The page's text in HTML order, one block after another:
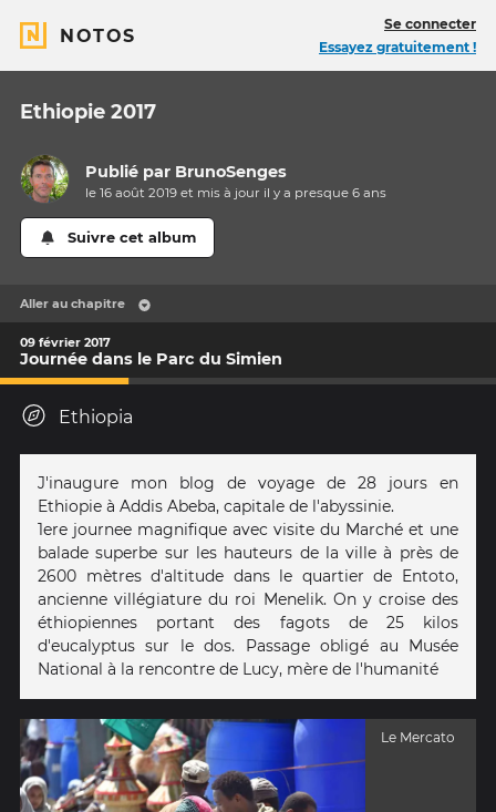
NOTOS
Se connecter
Essayez gratuitement !
Ethiopie 2017
Publié par BrunoSenges
le 16 août 2019 et mis à jour il y a presque 6 ans
Suivre cet album
Aller au chapitre
09 février 2017
Journée dans le Parc du Simien
Ethiopia
J'inaugure mon blog de voyage de 28 jours en
Ethiopie à Addis Abeba, capitale de l'abyssinie.
1ere journee magnifique avec visite du Marché et une
balade superbe sur les hauteurs de la ville à près de
2600 mètres d'altitude dans le quartier de Entoto,
ancienne villégiature du roi Menelik. On y croise des
éthiopiennes portant des fagots de 25 kilos
d'eucalyptus sur le dos. Passage obligé au Musée
National à la rencontre de Lucy, mère de l'humanité
Le Mercato